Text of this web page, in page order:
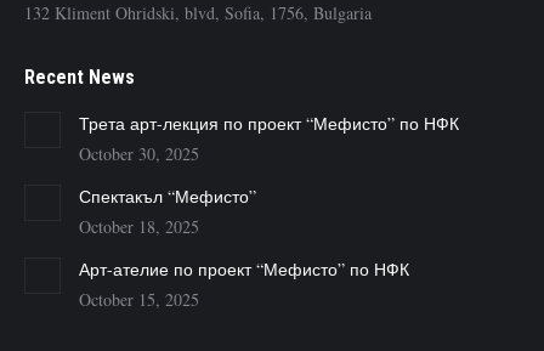
132 Kliment Ohridski, blvd, Sofia, 1756, Bulgaria
Recent News
Трета арт-лекция по проект “Мефисто” по НФК
October 30, 2025
Спектакъл “Мефисто”
October 18, 2025
Арт-ателие по проект “Мефисто” по НФК
October 15, 2025